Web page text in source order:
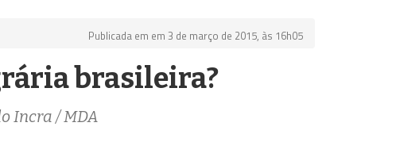
Publicada em em 3 de março de 2015, às 16h05
brasileira?
Incra / MDA